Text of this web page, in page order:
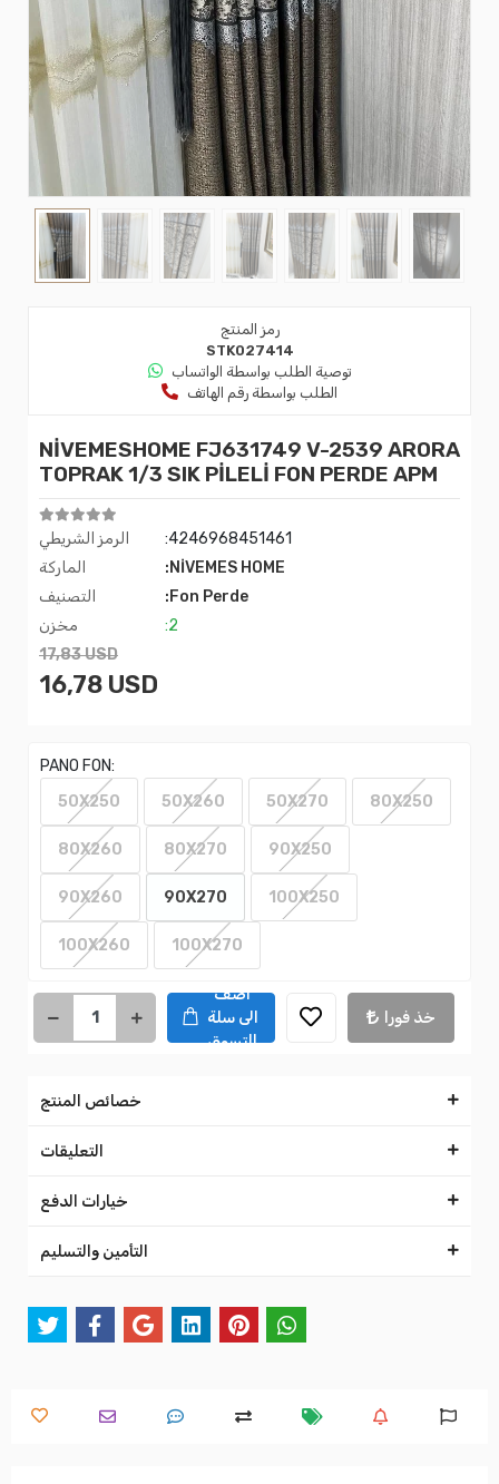
رمز المنتج
STK027414
توصية الطلب بواسطة الواتساب
الطلب بواسطة رقم الهاتف
NİVEMESHOME FJ631749 V-2539 ARORA
TOPRAK 1/3 SIK PİLELİ FON PERDE APM
الرمز الشريطي
:4246968451461
الماركة
:NİVEMES HOME
التصنيف
:Fon Perde
مخزن
:2
17,83 USD
16,78 USD
PANO FON:
50X250
50X260 50X270 80X250
80X260 80X270 90X250
90X260 90X270 100X250
100X260 100X270
اضف
الى سلة
التسوق
خذ فورا
خصائص المنتج
التعليقات
خيارات الدفع
التأمين والتسليم